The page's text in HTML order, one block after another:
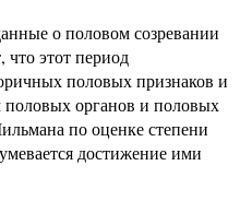
о половом созревании
что этот период
половых признаков и
органов и половых
по оценке степени
достижение ими